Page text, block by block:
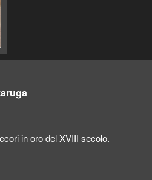
in oro del XVIII secolo.